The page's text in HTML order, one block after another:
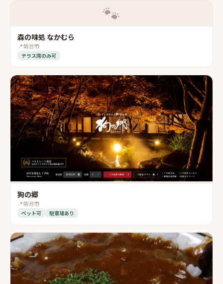
🐾
森の味処 なかむら
📍菊池市
テラス席のみ可
狗の郷
📍菊池市
ペット可 駐車場あり